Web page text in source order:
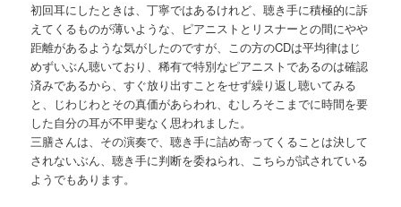
初回耳にしたときは、丁寧ではあるけれど、聴き手に積極的に訴
えてくるものが薄いような、ピアニストとリスナーとの間にやや
距離があるような気がしたのですが、この方のCDは平均律はじ
めずいぶん聴いており、稀有で特別なピアニストであるのは確認
済みであるから、すぐ放り出すことをせず繰り返し聴いてみる
と、じわじわとその真価があらわれ、むしろそこまでに時間を要
した自分の耳が不甲斐なく思われました。
三膳さんは、その演奏で、聴き手に詰め寄ってくることは決して
されないぶん、聴き手に判断を委ねられ、こちらが試されている
ようでもあります。